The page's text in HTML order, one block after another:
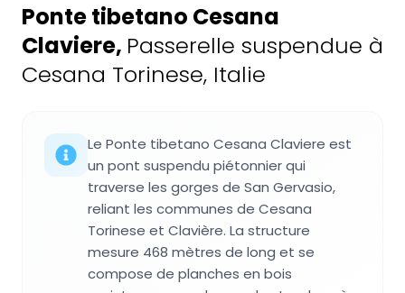
Ponte tibetano Cesana
Claviere, Passerelle suspendue à
Cesana Torinese, Italie
Le Ponte tibetano Cesana Claviere est
un pont suspendu piétonnier qui
traverse les gorges de San Gervasio,
reliant les communes de Cesana
Torinese et Clavière. La structure
mesure 468 mètres de long et se
compose de planches en bois